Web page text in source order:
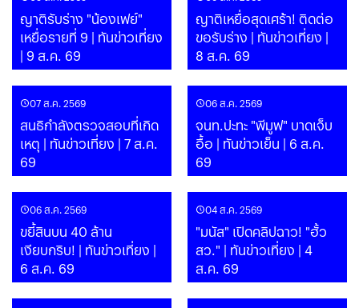
ญาติรับร่าง "น้องเฟย์"
เหยื่อรายที่ 9 | ทันข่าวเที่ยง
| 9 ส.ค. 69
ญาติเหยื่อสุดเศร้า! ติดต่อ
ขอรับร่าง | ทันข่าวเที่ยง |
8 ส.ค. 69
07 ส.ค. 2569
สนธิกำลังตรวจสอบที่เกิด
เหตุ | ทันข่าวเที่ยง | 7 ส.ค.
69
06 ส.ค. 2569
จนท.ปะทะ "พีมูฟ" บาดเจ็บ
อื้อ | ทันข่าวเย็น | 6 ส.ค.
69
06 ส.ค. 2569
ขยี้สินบน 40 ล้าน
เงียบกริบ! | ทันข่าวเที่ยง |
6 ส.ค. 69
04 ส.ค. 2569
"มนัส" เปิดคลิปฉาว! "ฮั้ว
สว." | ทันข่าวเที่ยง | 4
ส.ค. 69